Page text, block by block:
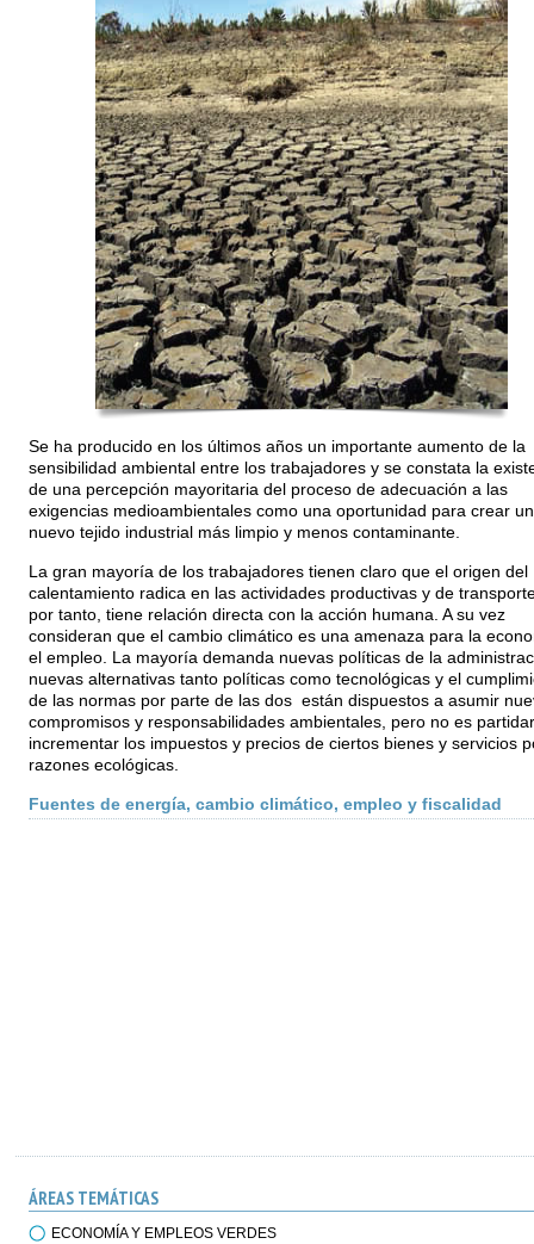
Se ha producido en los últimos años un importante aumento de la
sensibilidad ambiental entre los trabajadores y se constata la
de una percepción mayoritaria del proceso de adecuación a las
exigencias medioambientales como una oportunidad para crear un
nuevo tejido industrial más limpio y menos contaminante.
La gran mayoría de los trabajadores tienen claro que el origen del
calentamiento radica en las actividades productivas y de
por tanto, tiene relación directa con la acción humana. A su vez
consideran que el cambio climático es una amenaza para la
el empleo. La mayoría demanda nuevas políticas de la
nuevas alternativas tanto políticas como tecnológicas y el
de las normas por parte de las dos están dispuestos a asumir
compromisos y responsabilidades ambientales, pero no es
incrementar los impuestos y precios de ciertos bienes y servicios
razones ecológicas.
Fuentes de energía, cambio climático, empleo y fiscalidad
ÁREAS TEMÁTICAS
ECONOMÍA Y EMPLEOS VERDES